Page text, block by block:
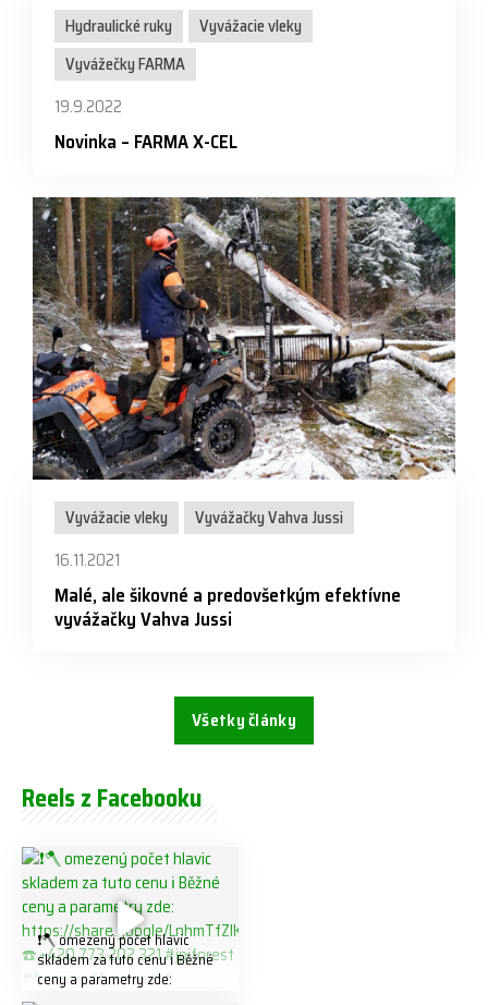
Hydraulické ruky
Vyvážacie vleky
Vyvážečky FARMA
19.9.2022
Novinka – FARMA X-CEL
Vyvážacie vleky
Vyvážačky Vahva Jussi
16.11.2021
Malé, ale šikovné a predovšetkým efektívne
vyvážačky Vahva Jussi
Všetky články
Reels z Facebooku
❗️🪓 omezený počet hlavic
skladem za tuto cenu ℹ️ Běžné
ceny a parametry zde: